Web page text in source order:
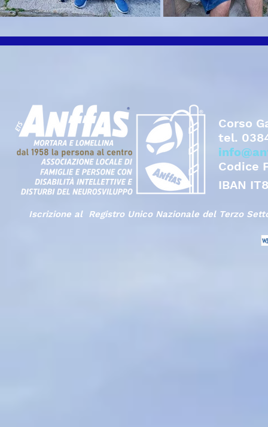
Corso
tel.
Codice
IBAN
Iscrizione al Registro Unico Nazionale del Terzo